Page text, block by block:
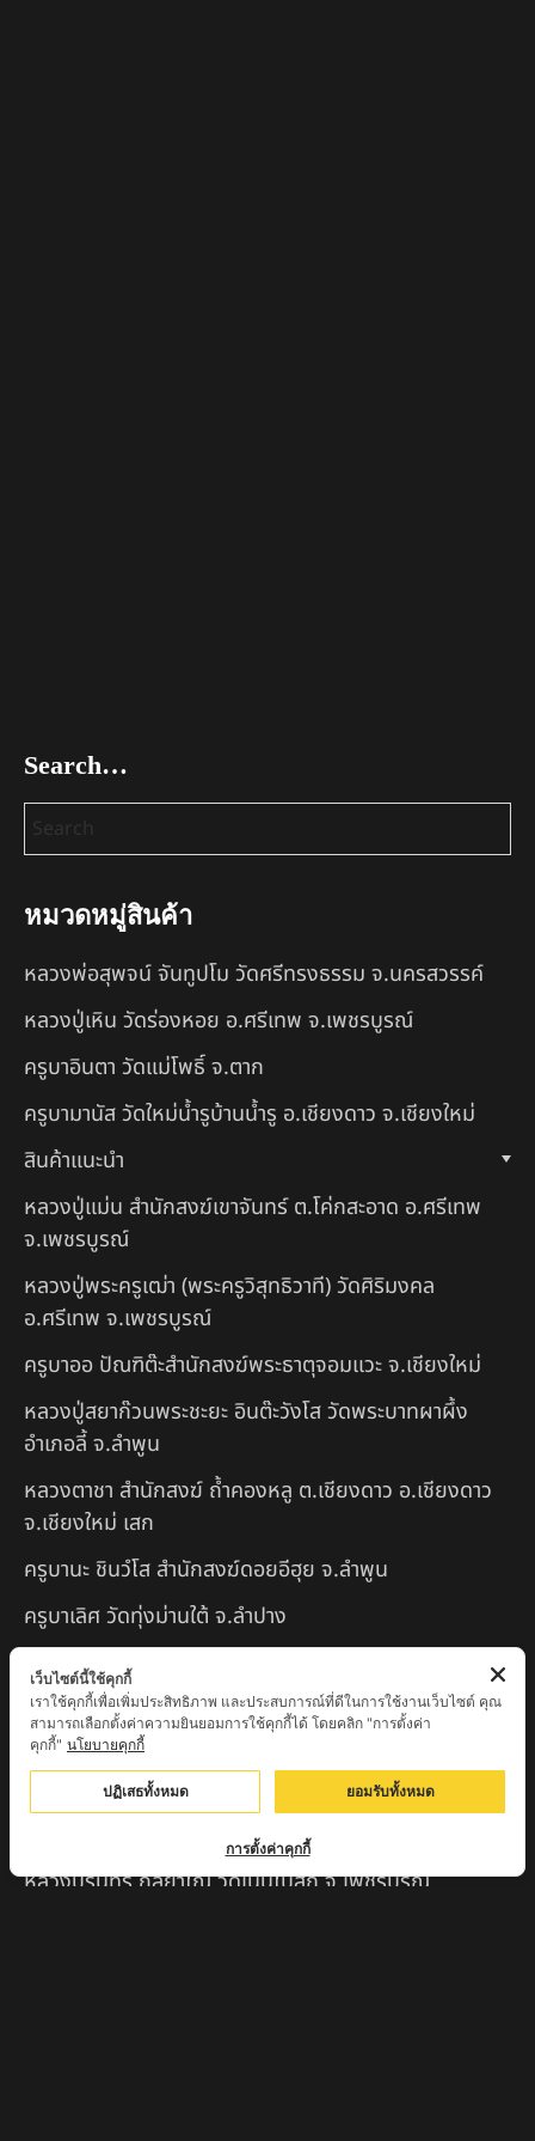
Search…
หมวดหมู่สินค้า
หลวงพ่อสุพจน์ จันทูปโม วัดศรีทรงธรรม จ.นครสวรรค์
หลวงปู่เหิน วัดร่องหอย อ.ศรีเทพ จ.เพชรบูรณ์
ครูบาอินตา วัดแม่โพธิ์ จ.ตาก
ครูบามานัส วัดใหม่น้ำรูบ้านน้ำรู อ.เชียงดาว จ.เชียงใหม่
สินค้าแนะนำ
หลวงปู่แม่น สำนักสงฆ์เขาจันทร์ ต.โค่กสะอาด อ.ศรีเทพ
จ.เพชรบูรณ์
หลวงปู่พระครูเฒ่า (พระครูวิสุทธิวาที) วัดศิริมงคล
อ.ศรีเทพ จ.เพชรบูรณ์
ครูบาออ ปัณฑิต๊ะสำนักสงฆ์พระธาตุจอมแวะ จ.เชียงใหม่
หลวงปู่สยาก๊วนพระชะยะ อินต๊ะวังโส วัดพระบาทผาผึ้ง
อำเภอลี้ จ.ลำพูน
หลวงตาชา สำนักสงฆ์ ถ้ำคองหลู ต.เชียงดาว อ.เชียงดาว
จ.เชียงใหม่ เสก
ครูบานะ ชินวํโส สำนักสงฆ์ดอยอีฮุย จ.ลำพูน
ครูบาเลิศ วัดทุ่งม่านใต้ จ.ลำปาง
หลวงปู่หนู นรินโท วัดวังท่าดี จ.เพชรบูรณ์
ครูบาทอง วัดก้อท่า จ.ลำพูน
ครูบาตุ๊เจ้าปู่หว่าหลิ่ง วิระทะโย วัดเวฬุวัน อ.เชียงดาว
จ.เชียงใหม่
ครูบาศรี สุจิตโต บ้านสบก๋ง จ.ลำปาง
หลวงปู่รินทร์ กลฺยาโณ วัดเนินโบสถ์ จ.เพชรบูรณ์
เว็บไซต์นี้ใช้คุกกี้
เราใช้คุกกี้เพื่อเพิ่มประสิทธิภาพ และประสบการณ์ที่ดีในการใช้งานเว็บไซต์ คุณ
สามารถเลือกตั้งค่าความยินยอมการใช้คุกกี้ได้ โดยคลิก "การตั้งค่า
คุกกี้" นโยบายคุกกี้
ปฏิเสธทั้งหมด ยอมรับทั้งหมด
การตั้งค่าคุกกี้